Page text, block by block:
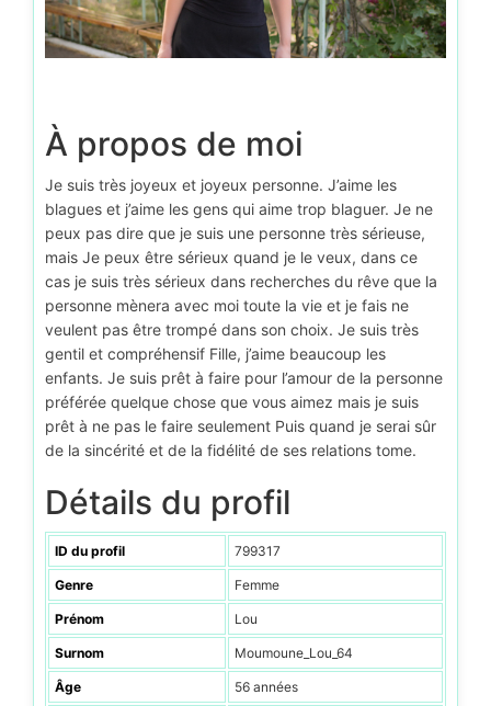
À propos de moi
Je suis très joyeux et joyeux personne. J’aime les
blagues et j’aime les gens qui aime trop blaguer. Je ne
peux pas dire que je suis une personne très sérieuse,
mais Je peux être sérieux quand je le veux, dans ce
cas je suis très sérieux dans recherches du rêve que la
personne mènera avec moi toute la vie et je fais ne
veulent pas être trompé dans son choix. Je suis très
gentil et compréhensif Fille, j’aime beaucoup les
enfants. Je suis prêt à faire pour l’amour de la personne
préférée quelque chose que vous aimez mais je suis
prêt à ne pas le faire seulement Puis quand je serai sûr
de la sincérité et de la fidélité de ses relations tome.
Détails du profil
ID du profil 799317
Genre Femme
Prénom Lou
Surnom Moumoune_Lou_64
Âge 56 années